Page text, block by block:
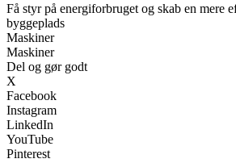
Få styr på energiforbruget og skab en mere
byggeplads
Maskiner
Maskiner
Del og gør godt
X
Facebook
Instagram
LinkedIn
YouTube
Pinterest